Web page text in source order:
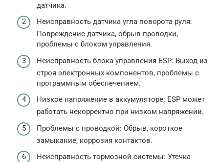
датчика.
Неисправность датчика угла поворота руля:
Повреждение датчика, обрыв проводки,
проблемы с блоком управления.
Неисправность блока управления ESP: Выход из
строя электронных компонентов, проблемы с
программным обеспечением.
Низкое напряжение в аккумуляторе: ESP может
работать некорректно при низком напряжении.
Проблемы с проводкой: Обрыв, короткое
замыкание, коррозия контактов.
Неисправность тормозной системы: Утечка